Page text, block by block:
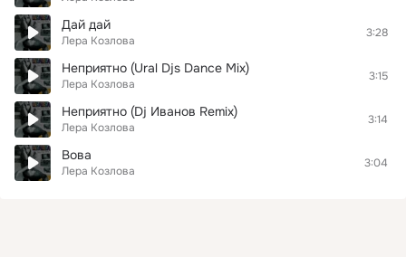
Дай дай
Лера Козлова
3:28
Неприятно (Ural Djs Dance Mix)
Лера Козлова
3:15
Неприятно (Dj Иванов Remix)
Лера Козлова
3:14
Вова
Лера Козлова
3:04